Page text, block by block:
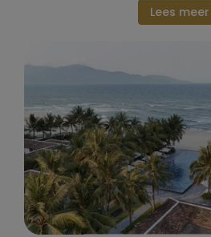
Lees meer